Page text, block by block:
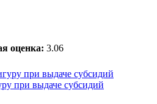
оценка: 3.06
при выдаче субсидий